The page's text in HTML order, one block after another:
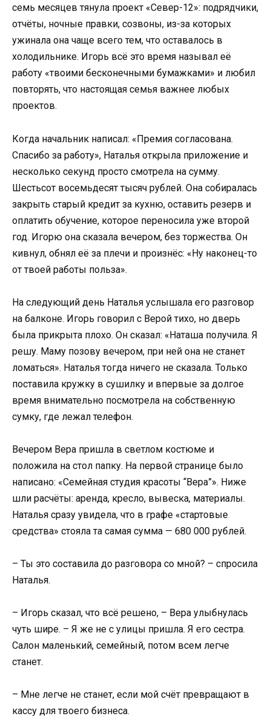
семь месяцев тянула проект «Север-12»: подрядчики,
отчёты, ночные правки, созвоны, из-за которых
ужинала она чаще всего тем, что оставалось в
холодильнике. Игорь всё это время называл её
работу «твоими бесконечными бумажками» и любил
повторять, что настоящая семья важнее любых
проектов.
Когда начальник написал: «Премия согласована.
Спасибо за работу», Наталья открыла приложение и
несколько секунд просто смотрела на сумму.
Шестьсот восемьдесят тысяч рублей. Она собиралась
закрыть старый кредит за кухню, оставить резерв и
оплатить обучение, которое переносила уже второй
год. Игорю она сказала вечером, без торжества. Он
кивнул, обнял её за плечи и произнёс: «Ну наконец-то
от твоей работы польза».
На следующий день Наталья услышала его разговор
на балконе. Игорь говорил с Верой тихо, но дверь
была прикрыта плохо. Он сказал: «Наташа получила. Я
решу. Маму позову вечером, при ней она не станет
ломаться». Наталья тогда ничего не сказала. Только
поставила кружку в сушилку и впервые за долгое
время внимательно посмотрела на собственную
сумку, где лежал телефон.
Вечером Вера пришла в светлом костюме и
положила на стол папку. На первой странице было
написано: «Семейная студия красоты “Вера”». Ниже
шли расчёты: аренда, кресло, вывеска, материалы.
Наталья сразу увидела, что в графе «стартовые
средства» стояла та самая сумма — 680 000 рублей.
– Ты это составила до разговора со мной? – спросила
Наталья.
– Игорь сказал, что всё решено, – Вера улыбнулась
чуть шире. – Я же не с улицы пришла. Я его сестра.
Салон маленький, семейный, потом всем легче
станет.
– Мне легче не станет, если мой счёт превращают в
кассу для твоего бизнеса.